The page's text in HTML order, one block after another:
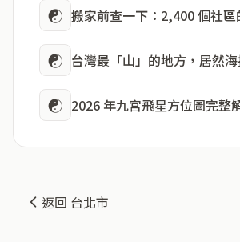
☯ 搬家前查一下：2,400 個社區
☯ 台灣最「山」的地方，居然海
☯ 2026 年九宮飛星方位圖完整
返回 台北市